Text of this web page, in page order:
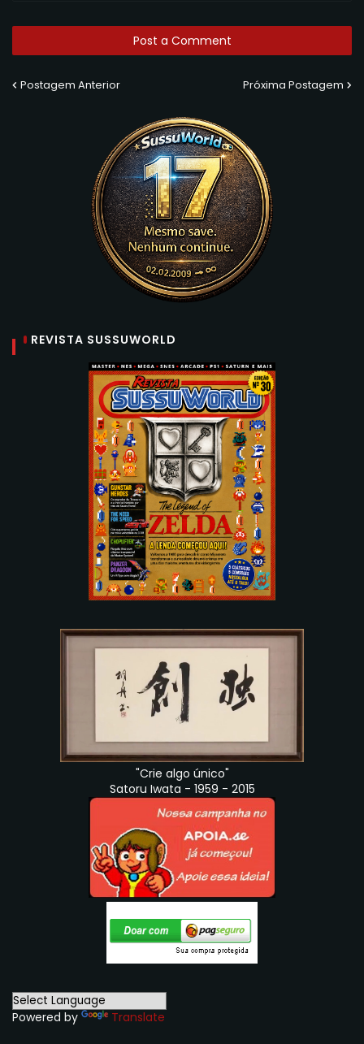
Post a Comment
Postagem Anterior Próxima Postagem
REVISTA SUSSUWORLD
"Crie algo único"
Satoru Iwata - 1959 - 2015
Powered by Translate